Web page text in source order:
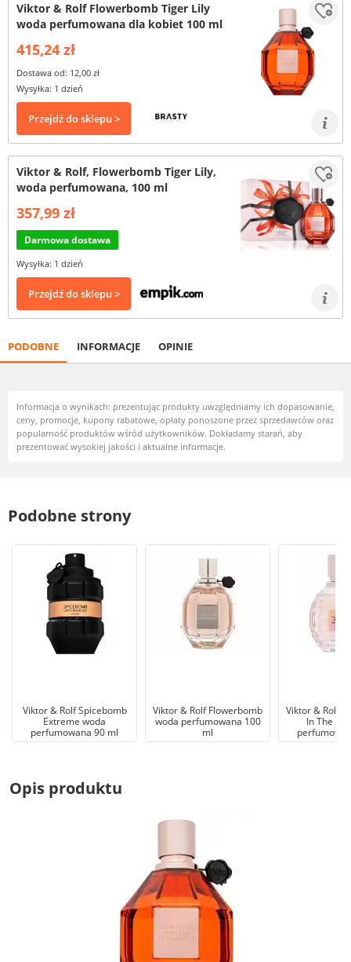
Viktor & Rolf Flowerbomb Tiger Lily
woda perfumowana dla kobiet 100 ml
415,24 zł
Dostawa od: 12,00 zł
Wysyłka: 1 dzień
Przejdź do sklepu >
Viktor & Rolf, Flowerbomb Tiger Lily,
woda perfumowana, 100 ml
357,99 zł
Darmowa dostawa
Wysyłka: 1 dzień
Przejdź do sklepu >
PODOBNE INFORMACJE OPINIE
Informacja o wynikach: prezentując produkty uwzględniamy ich dopasowanie,
ceny, promocje, kupony rabatowe, opłaty ponoszone przez sprzedawców oraz
popularność produktów wśród użytkowników. Dokładamy starań, aby
prezentować wysokiej jakości i aktualne informacje.
Podobne strony
Viktor & Rolf Spicebomb
Extreme woda
perfumowana 90 ml
Viktor & Rolf Flowerbomb
woda perfumowana 100
ml
Viktor & Rolf
In The
Opis produktu